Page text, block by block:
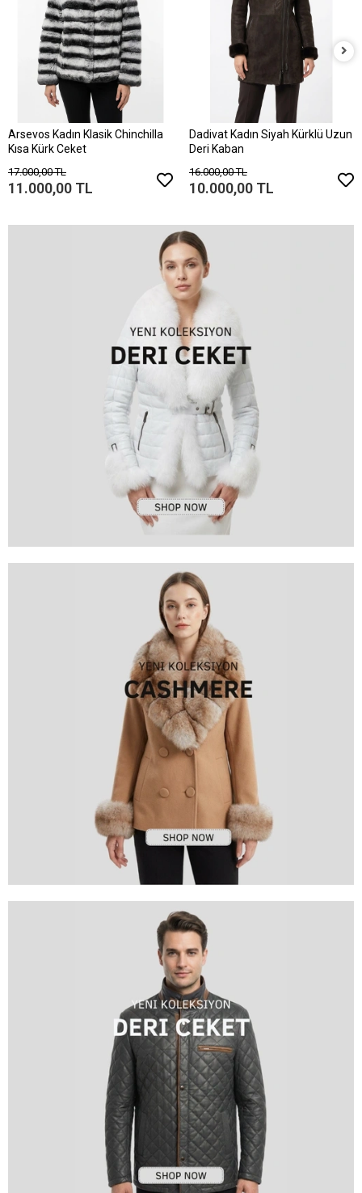
Arsevos Kadın Klasik Chinchilla
Kısa Kürk Ceket
17.000,00 TL
11.000,00 TL
Dadivat Kadın Siyah Kürklü Uzun
Deri Kaban
16.000,00 TL
10.000,00 TL